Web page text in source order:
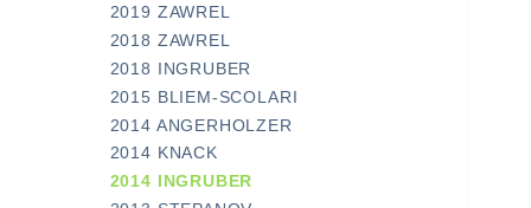
2019 ZAWREL
2018 ZAWREL
2018 INGRUBER
2015 BLIEM-SCOLARI
2014 ANGERHOLZER
2014 KNACK
2014 INGRUBER